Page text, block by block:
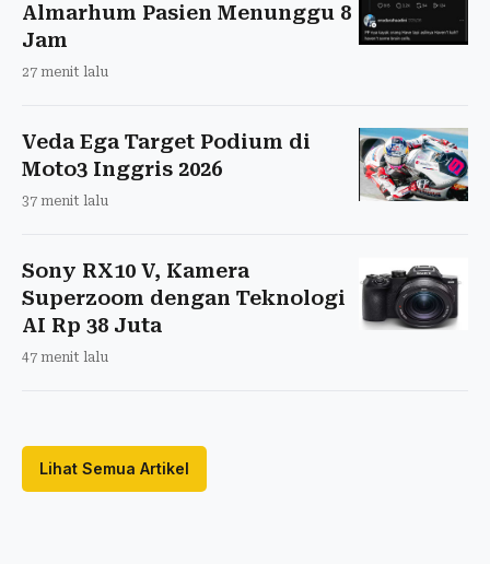
Almarhum Pasien Menunggu 8
Jam
27 menit lalu
Veda Ega Target Podium di
Moto3 Inggris 2026
37 menit lalu
Sony RX10 V, Kamera
Superzoom dengan Teknologi
AI Rp 38 Juta
47 menit lalu
Lihat Semua Artikel